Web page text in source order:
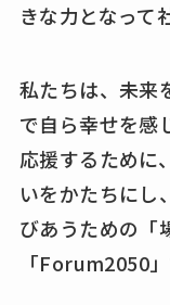
きな力となって
私たちは、未来
で自ら幸せを感
応援するために
いをかたちにし
びあうための「
「Forum2050